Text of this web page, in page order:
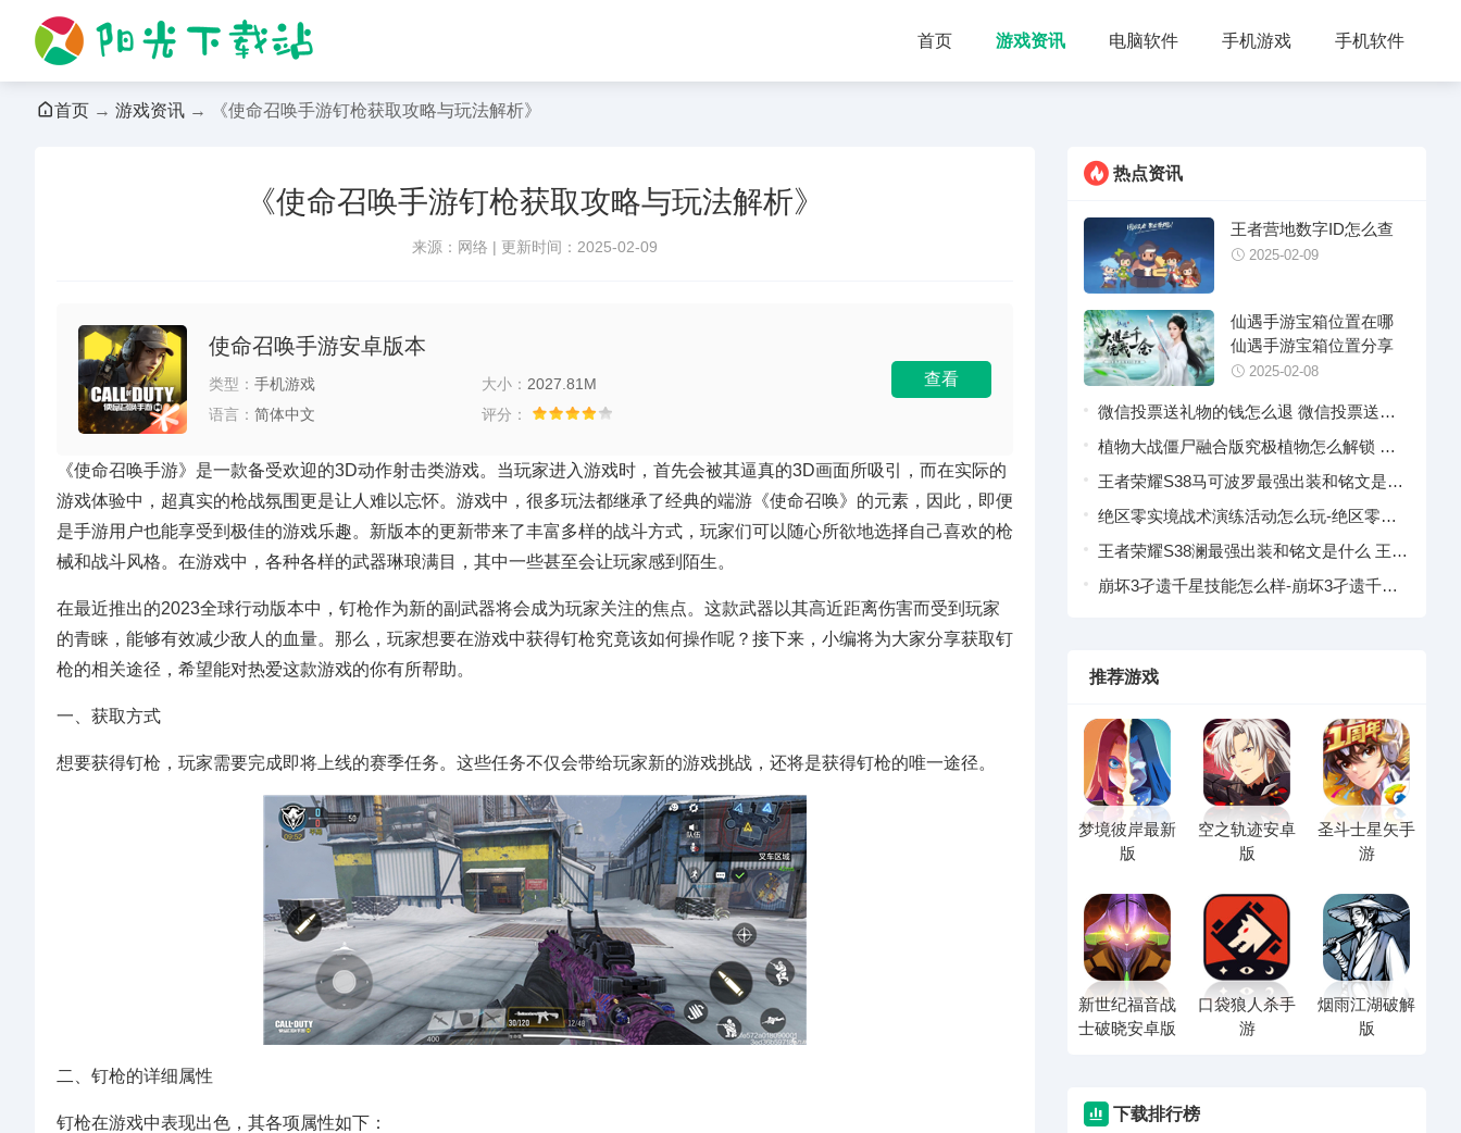
首页 游戏资讯 电脑软件 手机游戏 手机软件
首页 → 游戏资讯 → 《使命召唤手游钉枪获取攻略与玩法解析》
《使命召唤手游钉枪获取攻略与玩法解析》
来源：网络 | 更新时间：2025-02-09
使命召唤手游安卓版本
类型： 手机游戏 大小： 2027.81M
语言： 简体中文 评分：
查看
《使命召唤手游》是一款备受欢迎的3D动作射击类游戏。当玩家进入游戏时，首先会被其逼真的3D画面所吸引，而在实际的
游戏体验中，超真实的枪战氛围更是让人难以忘怀。游戏中，很多玩法都继承了经典的端游《使命召唤》的元素，因此，即便
是手游用户也能享受到极佳的游戏乐趣。新版本的更新带来了丰富多样的战斗方式，玩家们可以随心所欲地选择自己喜欢的枪
械和战斗风格。在游戏中，各种各样的武器琳琅满目，其中一些甚至会让玩家感到陌生。
在最近推出的2023全球行动版本中，钉枪作为新的副武器将会成为玩家关注的焦点。这款武器以其高近距离伤害而受到玩家
的青睐，能够有效减少敌人的血量。那么，玩家想要在游戏中获得钉枪究竟该如何操作呢？接下来，小编将为大家分享获取钉
枪的相关途径，希望能对热爱这款游戏的你有所帮助。
一、获取方式
想要获得钉枪，玩家需要完成即将上线的赛季任务。这些任务不仅会带给玩家新的游戏挑战，还将是获得钉枪的唯一途径。
二、钉枪的详细属性
钉枪在游戏中表现出色，其各项属性如下：
热点资讯
王者营地数字ID怎么查
2025-02-09
仙遇手游宝箱位置在哪
仙遇手游宝箱位置分享
2025-02-08
微信投票送礼物的钱怎么退 微信投票送礼
物退款操作指引
植物大战僵尸融合版究极植物怎么解锁 植
物大战僵尸融合版究极植物合成配方汇总
王者荣耀S38马可波罗最强出装和铭文是什
么 王者荣耀马可波罗S38赛季出装铭文推荐
绝区零实境战术演练活动怎么玩-绝区零实
境战术演练活动介绍
王者荣耀S38澜最强出装和铭文是什么 王者
荣耀澜S38赛季出装铭文推荐
崩坏3孑遗千星技能怎么样-崩坏3孑遗千星
推荐游戏
梦境彼岸最新
版
空之轨迹安卓
版
圣斗士星矢手
游
新世纪福音战
士破晓安卓版
口袋狼人杀手
游
烟雨江湖破解
版
下载排行榜